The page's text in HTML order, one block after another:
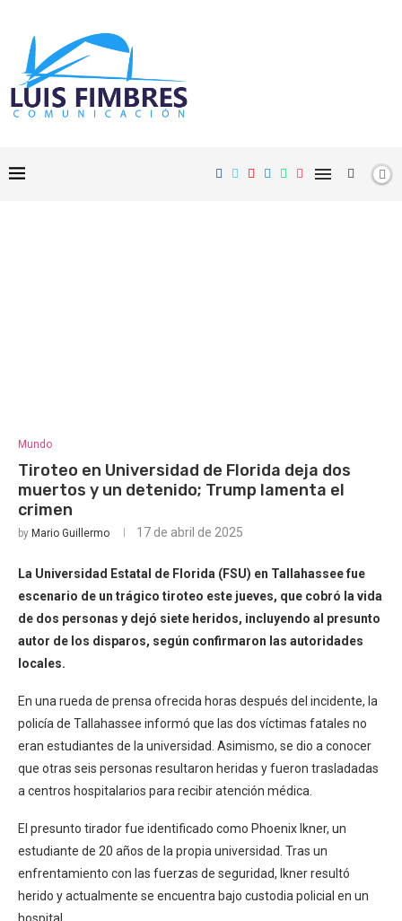
Mundo
Tiroteo en Universidad de Florida deja dos
muertos y un detenido; Trump lamenta el
crimen
by Mario Guillermo 17 de abril de 2025
La Universidad Estatal de Florida (FSU) en Tallahassee fue
escenario de un trágico tiroteo este jueves, que cobró la vida
de dos personas y dejó siete heridos, incluyendo al presunto
autor de los disparos, según confirmaron las autoridades
locales.
En una rueda de prensa ofrecida horas después del incidente, la
policía de Tallahassee informó que las dos víctimas fatales no
eran estudiantes de la universidad. Asimismo, se dio a conocer
que otras seis personas resultaron heridas y fueron trasladadas
a centros hospitalarios para recibir atención médica.
El presunto tirador fue identificado como Phoenix Ikner, un
estudiante de 20 años de la propia universidad. Tras un
enfrentamiento con las fuerzas de seguridad, Ikner resultó
herido y actualmente se encuentra bajo custodia policial en un